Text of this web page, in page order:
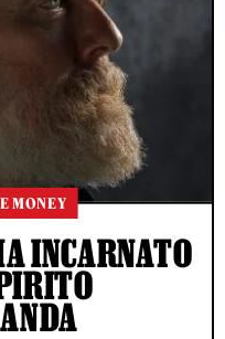
MONEY
INCARNATO